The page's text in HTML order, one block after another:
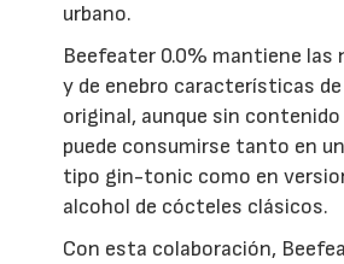
urbano.
Beefeater 0.0% mantiene
y de enebro características
original, aunque sin
puede consumirse tanto en
tipo gin-tonic como en
alcohol de cócteles clásicos.
Con esta colaboración,